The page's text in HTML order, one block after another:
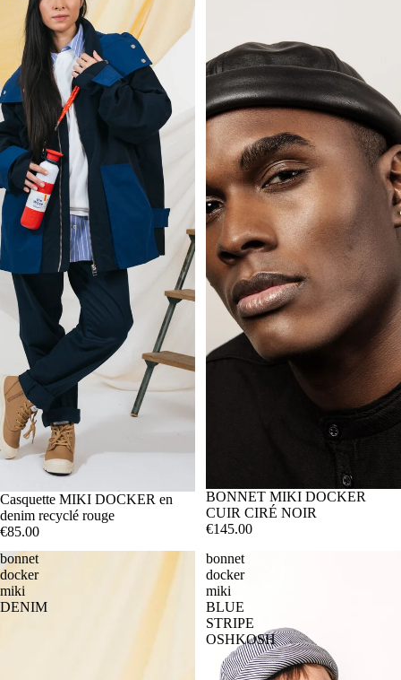
Casquette MIKI DOCKER en
denim recyclé rouge
€85.00
BONNET MIKI DOCKER
CUIR CIRÉ NOIR
€145.00
bonnet
docker
miki
DENIM
bonnet
docker
miki
BLUE
STRIPE
OSHKOSH